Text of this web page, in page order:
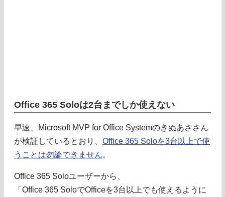
Office 365 Soloは2台までしか使えない
早速、Microsoft MVP for Office Systemのきぬあささん
が検証しているとおり、 Office 365 Soloを3台以上で使
うことは勿論できません。
Office 365 Soloユーザーから、
「Office 365 SoloでOfficeを3台以上でも使えるように